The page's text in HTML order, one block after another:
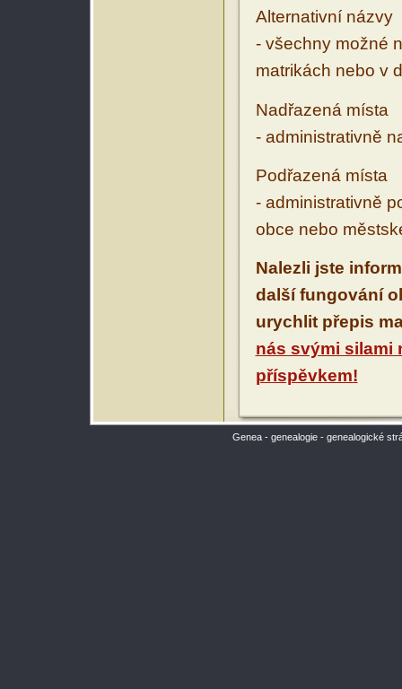
Alternativní názvy
- všechny možné
matrikách nebo v
Nadřazená místa
- administrativně
Podřazená místa
- administrativně
obce nebo
Nalezli jste
další fungování
urychlit přepis
nás svými silami
příspěvkem!
Genea - genealogie - genealogické